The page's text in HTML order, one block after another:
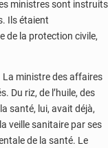
ministres sont instruits
Ils étaient
de la protection civile,
La ministre des affaires
Du riz, de l’huile, des
santé, lui, avait déjà,
veille sanitaire par ses
de la santé. Le